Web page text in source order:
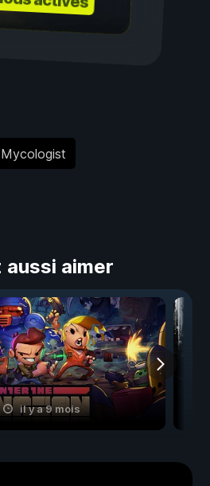
Mycologist
aimer
il y a 9 mois